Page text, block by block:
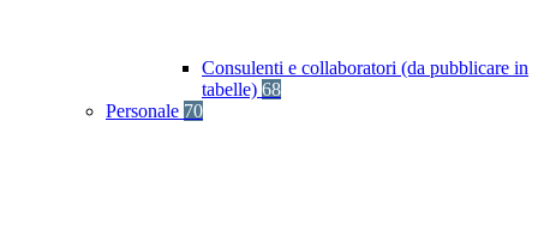
Consulenti e collaboratori (da pubblicare in
tabelle) 68
Personale 70